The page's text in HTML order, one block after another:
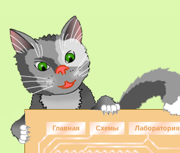
Главная Схемы Лаборатория